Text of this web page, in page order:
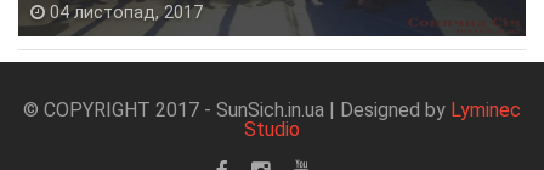
04 листопад, 2017
© COPYRIGHT 2017 - SunSich.in.ua | Designed by Lyminec
Studio